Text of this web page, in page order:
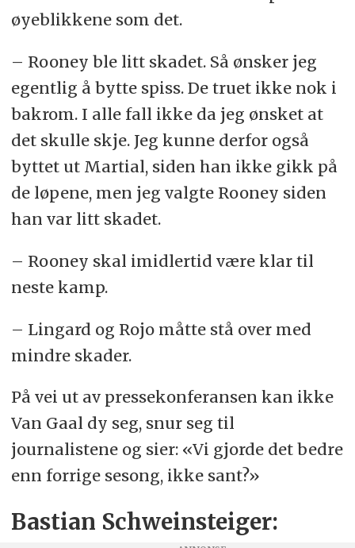
øyeblikkene som det.
– Rooney ble litt skadet. Så ønsker jeg
egentlig å bytte spiss. De truet ikke nok i
bakrom. I alle fall ikke da jeg ønsket at
det skulle skje. Jeg kunne derfor også
byttet ut Martial, siden han ikke gikk på
de løpene, men jeg valgte Rooney siden
han var litt skadet.
– Rooney skal imidlertid være klar til
neste kamp.
– Lingard og Rojo måtte stå over med
mindre skader.
På vei ut av pressekonferansen kan ikke
Van Gaal dy seg, snur seg til
journalistene og sier: «Vi gjorde det bedre
enn forrige sesong, ikke sant?»
Bastian Schweinsteiger: